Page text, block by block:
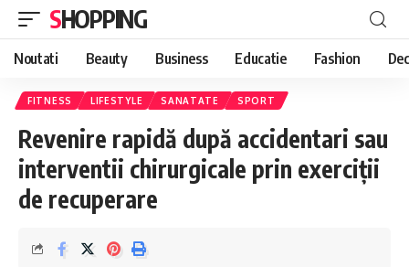
SHOPPING
Noutati Beauty Business Educatie Fashion
FITNESS LIFESTYLE SANATATE SPORT
Revenire rapidă după accidentari sau
interventii chirurgicale prin exerciții
de recuperare